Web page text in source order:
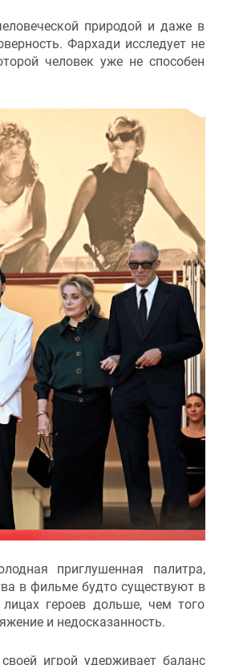
природой и даже в
Фархади исследует не
человек уже не способен
приглушенная палитра,
в фильме будто существуют в
героев дольше, чем того
и недосказанность.
игрой удерживает баланс